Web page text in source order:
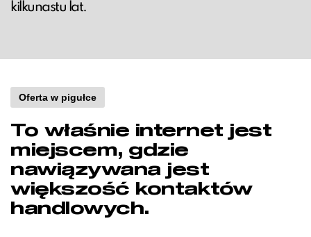
kilkunastu lat.
Oferta w pigułce
To właśnie internet jest
miejscem, gdzie
nawiązywana jest
większość kontaktów
handlowych.